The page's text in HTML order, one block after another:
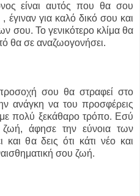
είναι αυτός που θα σου
έγιναν για καλό δικό σου και
σου. Το γενικότερο κλίμα θα
θα σε αναζωογονήσει.
σου θα στραφεί στο
ανάγκη να του προσφέρεις
πολύ ξεκάθαρο τρόπο. Εσύ
άφησε την εύνοια των
θα δεις ότι κάτι νέο και
σου ζωή.